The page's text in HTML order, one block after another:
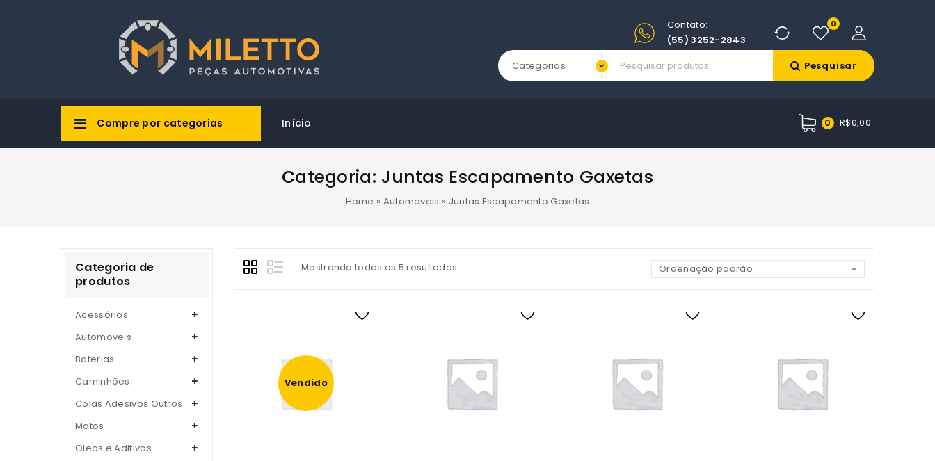
0
Contato:
(55) 3252-2843
Categorias
Pesquisar
Compre por categorias Início 0 R$0,00
Categoria: Juntas Escapamento Gaxetas
Home » Automoveis » Juntas Escapamento Gaxetas
Mostrando todos os 5 resultados Ordenação padrão
Vendido
Categoria de
produtos
Acessórios
Automoveis
Baterias
Caminhões
Colas Adesivos Outros
Motos
Oleos e Aditivos